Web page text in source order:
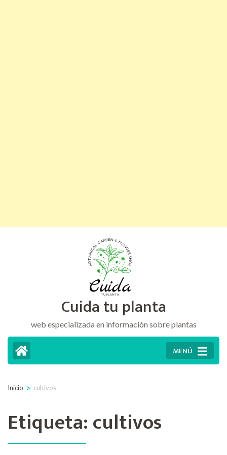
Intro)
Cuida tu planta
web especializada en información sobre plantas
MENÚ
Inicio > cultivos
Etiqueta:cultivos